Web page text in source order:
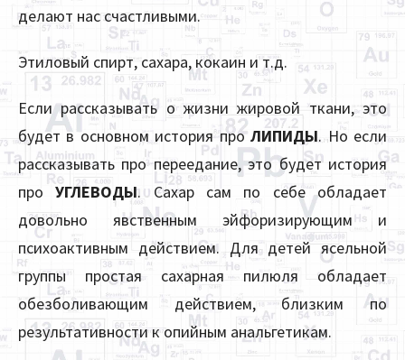
делают нас счастливыми.
Этиловый спирт, сахара, кокаин и т.д.
Если рассказывать о жизни жировой ткани, это
будет в основном история проЛИПИДЫ. Но если
рассказывать про переедание, это будет история
проУГЛЕВОДЫ. Сахар сам по себе обладает
довольно явственным эйфоризирующим и
психоактивным действием. Для детей ясельной
группы простая сахарная пилюля обладает
обезболивающим действием, близким по
результативности к опийным анальгетикам.